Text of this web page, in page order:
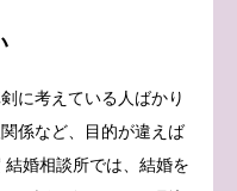
に考えている人ばかり
係など、目的が違えば
婚相談所では、結婚を